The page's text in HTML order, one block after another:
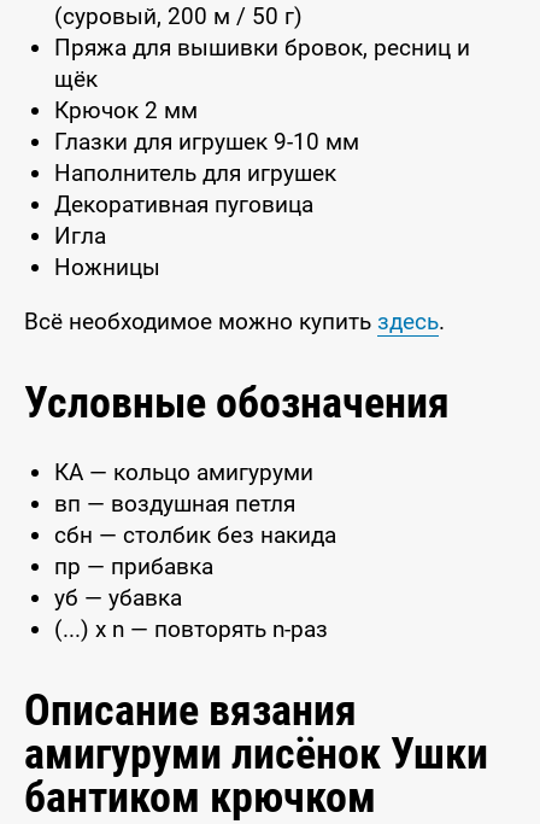
(суровый, 200 м / 50 г)
Пряжа для вышивки бровок, ресниц и
щёк
Крючок 2 мм
Глазки для игрушек 9-10 мм
Наполнитель для игрушек
Декоративная пуговица
Игла
Ножницы
Всё необходимое можно купить здесь.
Условные обозначения
КА — кольцо амигуруми
вп — воздушная петля
сбн — столбик без накида
пр — прибавка
уб — убавка
(...) x n — повторять n-раз
Описание вязания
амигуруми лисёнок Ушки
бантиком крючком